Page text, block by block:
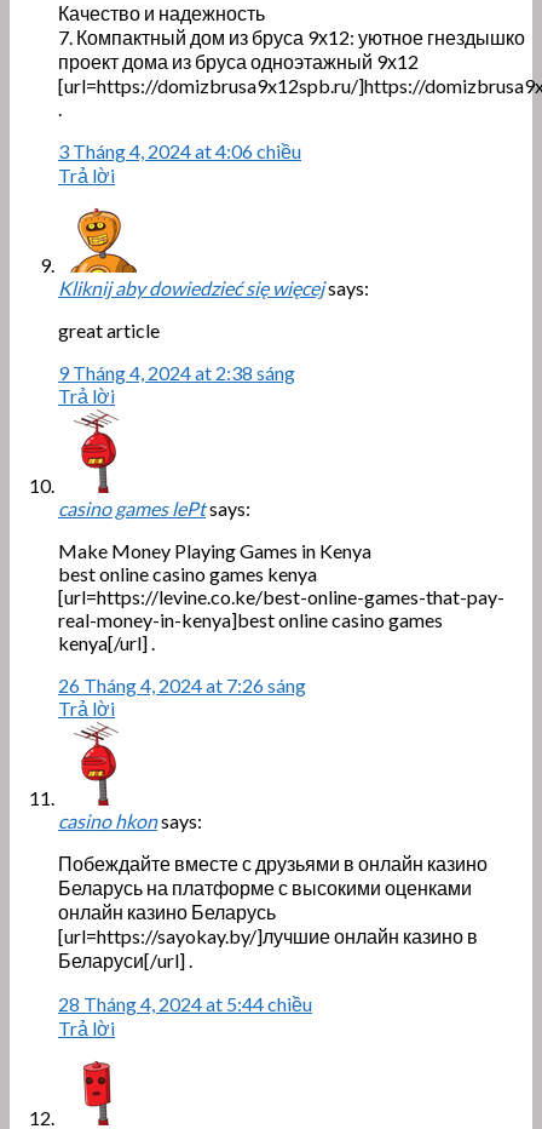
Качество и надежность
7. Компактный дом из бруса 9х12: уютное гнездышко
проект дома из бруса одноэтажный 9х12
[url=https://domizbrusa9x12spb.ru/]https://
.
3 Tháng 4, 2024 at 4:06 chiều
Trả lời
Kliknij aby dowiedzieć się więcejsays:
great article
9 Tháng 4, 2024 at 2:38 sáng
Trả lời
casino games lePtsays:
Make Money Playing Games in Kenya
best online casino games kenya
[url=https://levine.co.ke/best-online-games-that-pay-
real-money-in-kenya]best online casino games
kenya[/url] .
26 Tháng 4, 2024 at 7:26 sáng
Trả lời
casino hkonsays:
Побеждайте вместе с друзьями в онлайн казино
Беларусь на платформе с высокими оценками
онлайн казино Беларусь
[url=https://sayokay.by/]лучшие онлайн казино в
Беларуси[/url] .
28 Tháng 4, 2024 at 5:44 chiều
Trả lời